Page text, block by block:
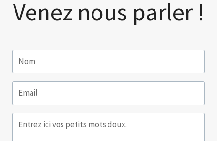
Venez nous parler !